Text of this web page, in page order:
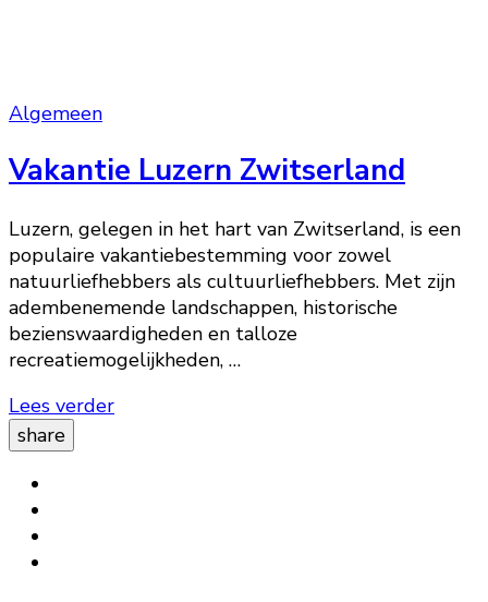
Algemeen
Vakantie Luzern Zwitserland
Luzern, gelegen in het hart van Zwitserland, is een
populaire vakantiebestemming voor zowel
natuurliefhebbers als cultuurliefhebbers. Met zijn
adembenemende landschappen, historische
bezienswaardigheden en talloze
recreatiemogelijkheden, …
Lees verder
share